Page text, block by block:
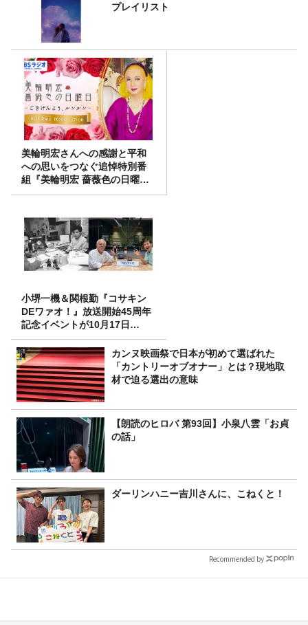
プレイリスト
美輪明宏さんへの感謝と平和
への思いをつなぐ追悼特別番
組『美輪明宏 薔薇色の日曜日
～ごきげんよう、ルンルン
小堺一機＆関根勤『コサキン
DEワァオ！』放送開始45周年
記念イベントが10月17日
（土）に開催決定！本日より
FC先行受付スタート！カンヌ映画祭で日本が初めて選ばれた
「カントリーオブオナー」とは？現地取
材で迫る選出の意味
【朗読のヒロバ 第93回】小泉八雲「お貞
の話」
ダーリンハニー吉川さんに、こねくと！
Recommended by